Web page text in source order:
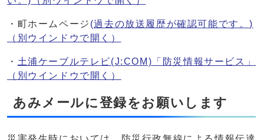
・町ホームページ (過去の放送履歴が確認可能です。)
（別ウインドウで開く）
・ 土浦ケーブルテレビ(J:COM)「防災情報サービス」
（別ウインドウで開く）
あみメールに登録をお願いします